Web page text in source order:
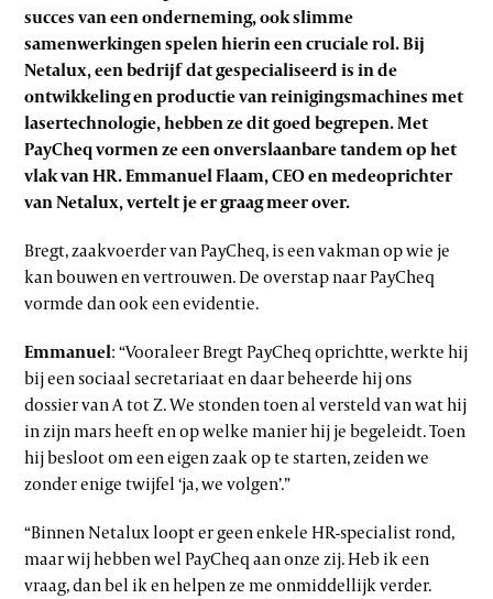
succes van een onderneming, ook slimme
samenwerkingen spelen hierin een cruciale rol. Bij
Netalux, een bedrijf dat gespecialiseerd is in de
ontwikkeling en productie van reinigingsmachines met
lasertechnologie, hebben ze dit goed begrepen. Met
PayCheq vormen ze een onverslaanbare tandem op het
vlak van HR. Emmanuel Flaam, CEO en medeoprichter
van Netalux, vertelt je er graag meer over.
Bregt, zaakvoerder van PayCheq, is een vakman op wie je
kan bouwen en vertrouwen. De overstap naar PayCheq
vormde dan ook een evidentie.
Emmanuel: “Vooraleer Bregt PayCheq oprichtte, werkte hij
bij een sociaal secretariaat en daar beheerde hij ons
dossier van A tot Z. We stonden toen al versteld van wat hij
in zijn mars heeft en op welke manier hij je begeleidt. Toen
hij besloot om een eigen zaak op te starten, zeiden we
zonder enige twijfel ‘ja, we volgen’.”
“Binnen Netalux loopt er geen enkele HR-specialist rond,
maar wij hebben wel PayCheq aan onze zij. Heb ik een
vraag, dan bel ik en helpen ze me onmiddellijk verder.